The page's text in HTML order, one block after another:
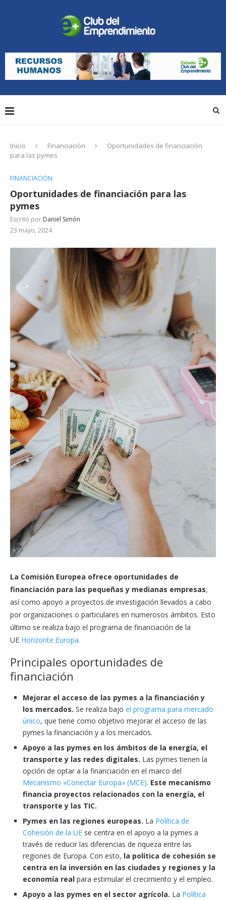
Inicio Financiación
Oportunidades de financiación
para las pymes
FINANCIACIÓN
Oportunidades de financiación para las
pymes
Escrito por Daniel Simón
23 mayo, 2024
La Comisión Europea ofrece oportunidades de
financiación para las pequeñas y medianas empresas,
así como apoyo a proyectos de investigación llevados a cabo
por organizaciones o particulares en numerosos ámbitos. Esto
último se realiza bajo el programa de financiación de la
UE Horizonte Europa.
Principales oportunidades de
financiación
Mejorar el acceso de las pymes a la financiación y
los mercados. Se realiza bajo el programa para mercado
único, que tiene como objetivo mejorar el acceso de las
pymes la financiación y a los mercados.
Apoyo a las pymes en los ámbitos de la energía, el
transporte y las redes digitales. Las pymes tienen la
opción de optar a la financiación en el marco del
Mecanismo «Conectar Europa» (MCE). Este mecanismo
financia proyectos relacionados con la energía, el
transporte y las TIC.
Pymes en las regiones europeas. La Política de
Cohesión de la UE se centra en el apoyo a la pymes a
través de reducir las diferencias de riqueza entre las
regiones de Europa. Con esto, la política de cohesión se
centra en la inversión en las ciudades y regiones y la
economía real para estimular el crecimiento y el empleo.
Apoyo a las pymes en el sector agrícola. La Política